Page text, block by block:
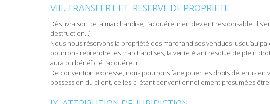
VIII. TRANSFERT ET RESERVE DE PROPRIETE
Dès livraison de la marchandise, l’acquéreur en devient responsable. Il
destruction…).
Nous nous réservons la propriété des marchandises vendues jusqu’au
pourrons reprendre les marchandises, la vente étant résolue de plein
aura pu bénéficié l’acquéreur.
De convention expresse, nous pourrons faire jouer les droits détenus
possession du client, celles-ci étant conventionnellement présumées être